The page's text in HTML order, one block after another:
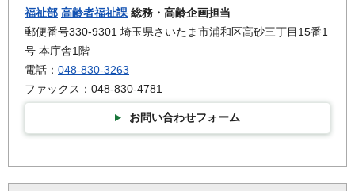
福祉部 高齢者福祉課 総務・高齢企画担当
郵便番号330-9301 埼玉県さいたま市浦和区高砂三丁目15番1
号 本庁舎1階
電話： 048-830-3263
ファックス：048-830-4781
お問い合わせフォーム